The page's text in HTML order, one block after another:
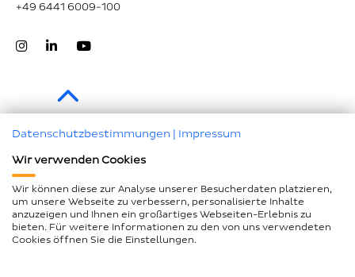
+49 6441 6009-100
Impressum
Datenschutz
Compliance
AEB und LkSG
Datenschutzbestimmungen | Impressum
Wir verwenden Cookies
Wir können diese zur Analyse unserer Besucherdaten platzieren,
um unsere Webseite zu verbessern, personalisierte Inhalte
anzuzeigen und Ihnen ein großartiges Webseiten-Erlebnis zu
bieten. Für weitere Informationen zu den von uns verwendeten
Cookies öffnen Sie die Einstellungen.